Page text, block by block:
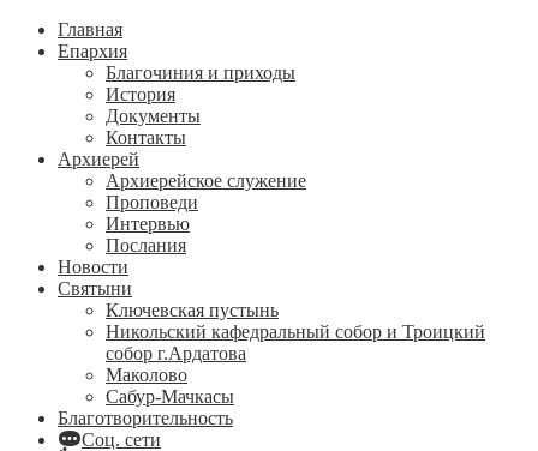
Главная
Епархия
Благочиния и приходы
История
Документы
Контакты
Архиерей
Архиерейское служение
Проповеди
Интервью
Послания
Новости
Святыни
Ключевская пустынь
Никольский кафедральный собор и Троицкий
собор г.Ардатова
Маколово
Сабур-Мачкасы
Благотворительность
Соц. сети